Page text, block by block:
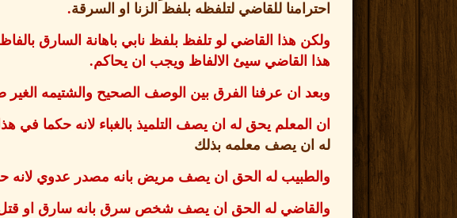
احترامنا للقاضي لتلفظه بلفظ الزنا او السرقة.
ولكن هذا القاضي لو تلفظ بلفظ نابي باهانة السارق
هذا القاضي سيئ الالفاظ ويجب ان يحاكم.
وبعد ان عرفنا الفرق بين الوصف الصحيح والشتيمه
ان المعلم يحق له ان يصف التلميذ بالغباء لانه حكما
له ان يصف معلمه بذلك
والطبيب له الحق ان يصف مريض بانه مصدر عدوي لانه
والقاضي له الحق ان يصف شخص سرق بانه سارق او قتل